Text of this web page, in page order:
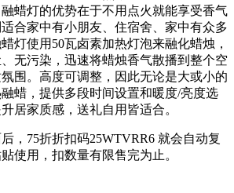
蜡灯的优势在于不用点火就能享受香气
合家中有小朋友、住宿舍、家中有众多
灯使用50瓦卤素加热灯泡来融化蜡烛，
无污染，迅速将蜡烛香气散播到整个空
围。高度可调整，因此无论是大或小的
蜡，提供多段时间设置和暖度/亮度选
居家质感，送礼自用皆适合。
，75折折扣码25WTVRR6 就会自动复
使用，扣数量有限售完为止。